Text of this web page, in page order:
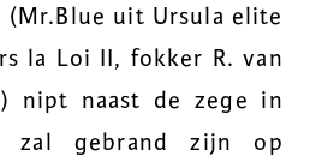
(Mr.Blue uit Ursula elite
la Loi II, fokker R. van
nipt naast de zege in
zal gebrand zijn op